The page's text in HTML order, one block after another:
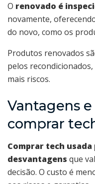
O renovado é
novamente,
do novo, como os
Produtos renovados
pelos
mais riscos.
Vantagens
comprar
Comprar tech
desvantagens que
decisão. O custo é